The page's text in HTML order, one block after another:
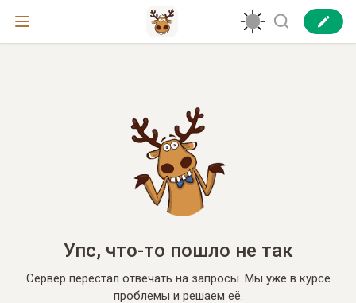
Упс, что-то пошло не так
Сервер перестал отвечать на запросы. Мы уже в курсе
проблемы и решаем её.